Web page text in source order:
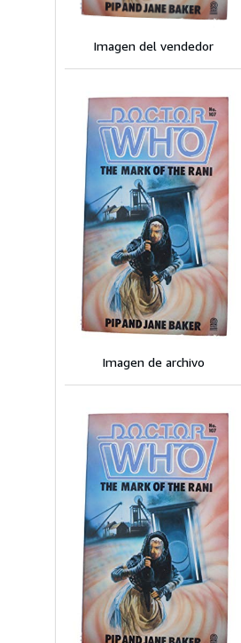
Imagen del vendedor
Imagen de archivo